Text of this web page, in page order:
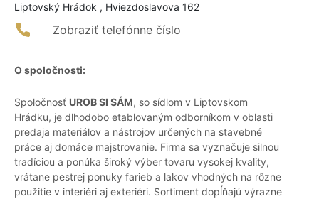
Liptovský Hrádok , Hviezdoslavova 162
Zobraziť telefónne číslo
O spoločnosti:
Spoločnosť UROB SI SÁM, so sídlom v Liptovskom
Hrádku, je dlhodobo etablovaným odborníkom v oblasti
predaja materiálov a nástrojov určených na stavebné
práce aj domáce majstrovanie. Firma sa vyznačuje silnou
tradíciou a ponúka široký výber tovaru vysokej kvality,
vrátane pestrej ponuky farieb a lakov vhodných na rôzne
použitie v interiéri aj exteriéri. Sortiment dopĺňajú výrazne